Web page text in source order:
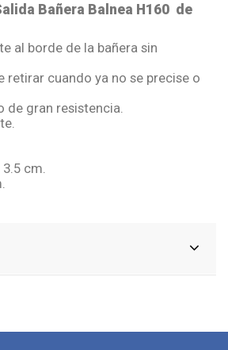
Bañera Balnea H160 de
al borde de la bañera sin
retirar cuando ya no se precise o
de gran resistencia.
.
cm.